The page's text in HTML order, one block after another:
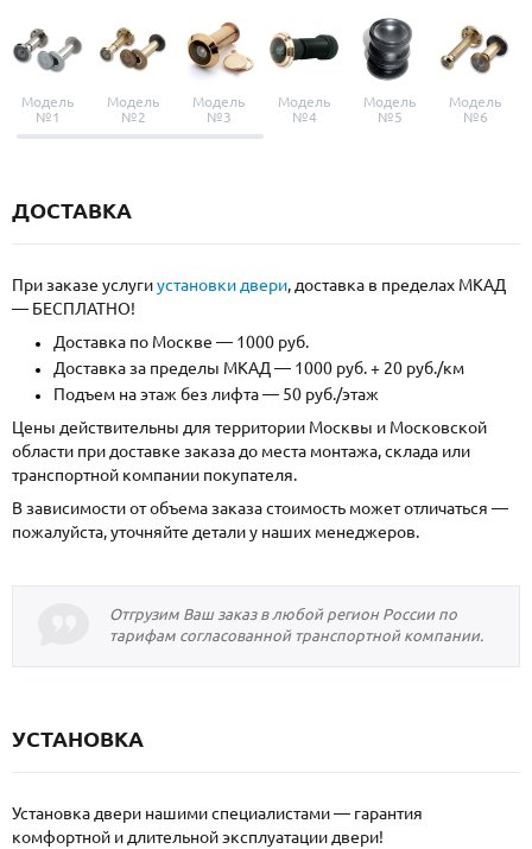
Модель
№1
Модель
№2
Модель
№3
Модель
№4
Модель
№5
Модель
№6
ДОСТАВКА
При заказе услугиустановки двери, доставка в пределах МКАД
— БЕСПЛАТНО!
Доставка по Москве — 1000 руб.
Доставка за пределы МКАД — 1000 руб. + 20 руб./км
Подъем на этаж без лифта — 50 руб./этаж
Цены действительны для территории Москвы и Московской
области при доставке заказа до места монтажа, склада или
транспортной компании покупателя.
В зависимости от объема заказа стоимость может отличаться —
пожалуйста, уточняйте детали у наших менеджеров.
Отгрузим Ваш заказ в любой регион России по
тарифам согласованной транспортной компании.
УСТАНОВКА
Установка двери нашими специалистами — гарантия
комфортной и длительной эксплуатации двери!